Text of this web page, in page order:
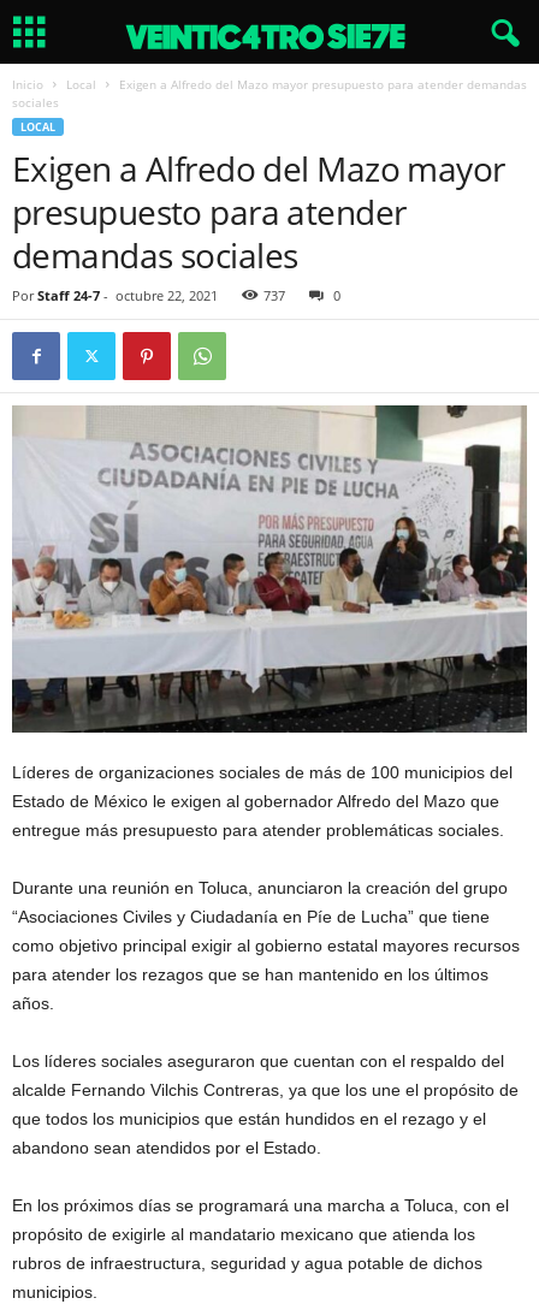
Inicio Local
Exigen a Alfredo del Mazo mayor presupuesto para atender demandas
sociales
LOCAL
Exigen a Alfredo del Mazo mayor
presupuesto para atender
demandas sociales
Por Staff 24-7 - octubre 22, 2021 737 0
Líderes de organizaciones sociales de más de 100 municipios del
Estado de México le exigen al gobernador Alfredo del Mazo que
entregue más presupuesto para atender problemáticas sociales.
Durante una reunión en Toluca, anunciaron la creación del grupo
“Asociaciones Civiles y Ciudadanía en Píe de Lucha” que tiene
como objetivo principal exigir al gobierno estatal mayores recursos
para atender los rezagos que se han mantenido en los últimos
años.
Los líderes sociales aseguraron que cuentan con el respaldo del
alcalde Fernando Vilchis Contreras, ya que los une el propósito de
que todos los municipios que están hundidos en el rezago y el
abandono sean atendidos por el Estado.
En los próximos días se programará una marcha a Toluca, con el
propósito de exigirle al mandatario mexicano que atienda los
rubros de infraestructura, seguridad y agua potable de dichos
municipios.